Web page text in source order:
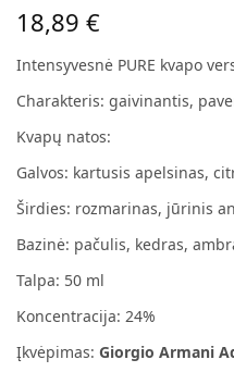
18,89€
Intensyvesnė PURE kvapo
Charakteris: gaivinantis,
Kvapų natos:
Galvos: kartusis apelsinas,
Širdies: rozmarinas, jūrinis
Bazinė: pačulis, kedras,
Talpa: 50 ml
Koncentracija: 24%
Įkvėpimas: Giorgio Armani